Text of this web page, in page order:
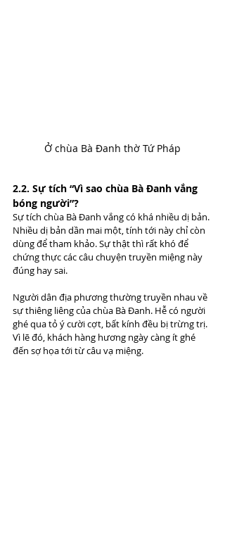
Ở chùa Bà Đanh thờ Tứ Pháp
2.2. Sự tích “Vì sao chùa Bà Đanh vắng
bóng người”?
Sự tích chùa Bà Đanh vắng có khá nhiều dị bản.
Nhiều dị bản dần mai một, tính tới này chỉ còn
dùng để tham khảo. Sự thật thì rất khó để
chứng thực các câu chuyện truyền miệng này
đúng hay sai.
Người dân địa phương thường truyền nhau về
sự thiêng liêng của chùa Bà Đanh. Hễ có người
ghé qua tỏ ý cười cợt, bất kính đều bị trừng trị.
Vì lẽ đó, khách hàng hương ngày càng ít ghé
đến sợ họa tới từ câu vạ miệng.